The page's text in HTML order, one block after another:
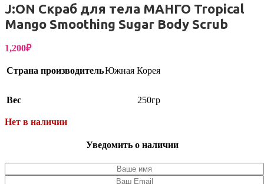
J:ON Скраб для тела МАНГО Tropical
Mango Smoothing Sugar Body Scrub
1,200₽
Страна производительЮжная Корея
Вес 250гр
Нет в наличии
Уведомить о наличии